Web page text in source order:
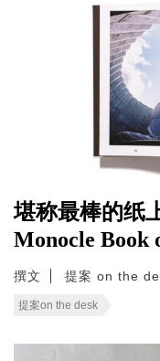
堪称最棒的纸
Monocle Book
撰文 提案 on the
提案on the desk